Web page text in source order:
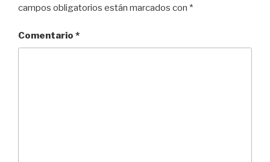
campos obligatorios están marcados con *
Comentario *